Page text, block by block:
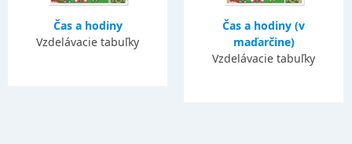
Čas a hodiny
Vzdelávacie tabuľky
Čas a hodiny (v
maďarčine)
Vzdelávacie tabuľky